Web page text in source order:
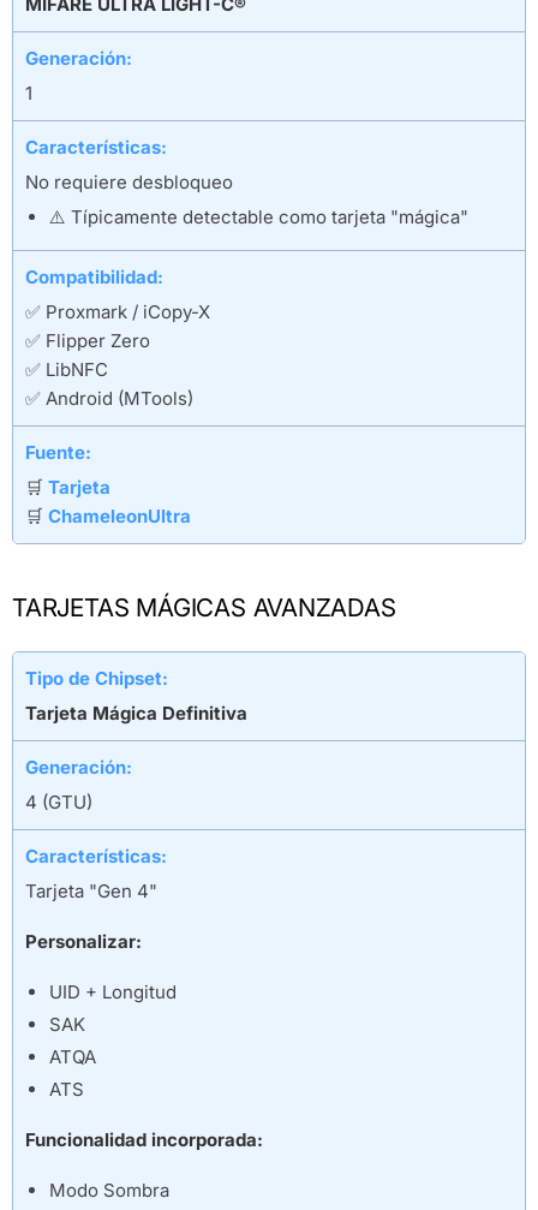
Generación:
1
Características:
No requiere desbloqueo
⚠️ Típicamente detectable como tarjeta "mágica"
Compatibilidad:
✅ Proxmark / iCopy-X
✅ Flipper Zero
✅ LibNFC
✅ Android (MTools)
Fuente:
🛒 Tarjeta
🛒 ChameleonUltra
TARJETAS MÁGICAS AVANZADAS
Tipo de Chipset:
Tarjeta Mágica Definitiva
Generación:
4 (GTU)
Características:
Tarjeta "Gen 4"
Personalizar:
UID + Longitud
SAK
ATQA
ATS
Funcionalidad incorporada:
Modo Sombra